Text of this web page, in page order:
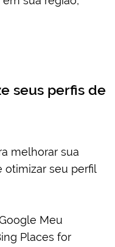
seus perfis de
melhorar sua
otimizar seu perfil
Meu
Places for